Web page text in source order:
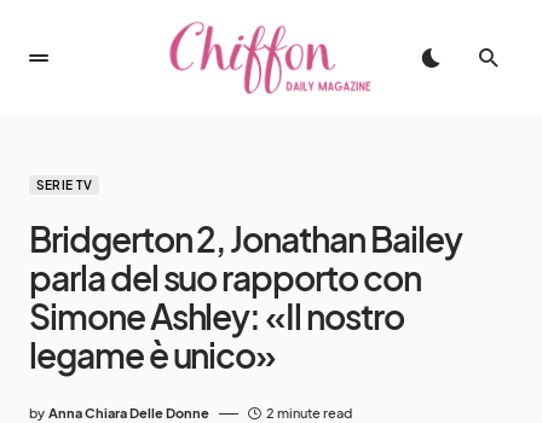
SERIE TV
Bridgerton 2, Jonathan Bailey
parla del suo rapporto con
Simone Ashley: «Il nostro
legame è unico»
by Anna Chiara Delle Donne 2 minute read